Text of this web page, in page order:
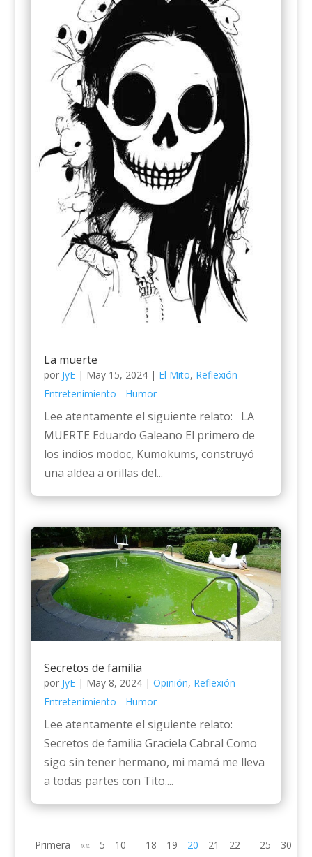
La muerte
por JyE| May 15, 2024| El Mito, Reflexión -
Entretenimiento - Humor
Lee atentamente el siguiente relato: LA
MUERTE Eduardo Galeano El primero de
los indios modoc, Kumokums, construyó
una aldea a orillas del...
Secretos de familia
por JyE| May 8, 2024| Opinión, Reflexión -
Entretenimiento - Humor
Lee atentamente el siguiente relato:
Secretos de familia Graciela Cabral Como
sigo sin tener hermano, mi mamá me lleva
a todas partes con Tito....
Primera «« 5 10 18 19 20 21 22 25 30